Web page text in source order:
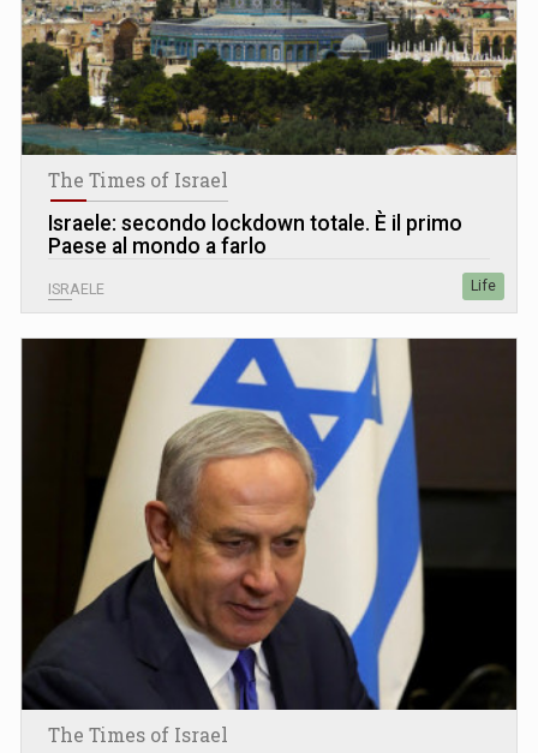
The Times of Israel
Israele: secondo lockdown totale. È il primo
Paese al mondo a farlo
ISRAELE Life
The Times of Israel